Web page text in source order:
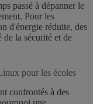
passé à dépanner le
Pour les
d'énergie réduite, des
la sécurité et de
pour les écoles
confrontés à des